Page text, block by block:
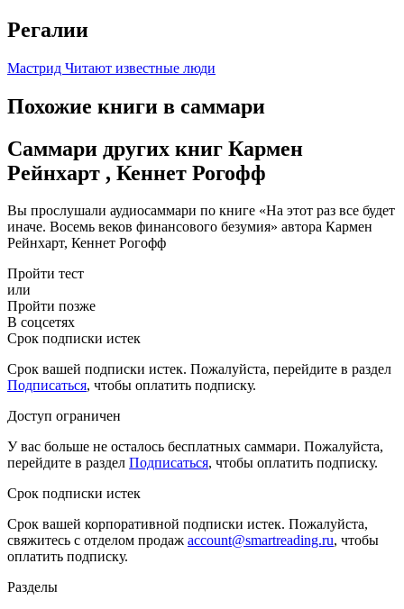
Регалии
Мастрид Читают известные люди
Похожие книги в саммари
Саммари других книг Кармен
Рейнхарт , Кеннет Рогофф
Вы прослушали аудиосаммари по книге «На этот раз все будет
иначе. Восемь веков финансового безумия» автора Кармен
Рейнхарт, Кеннет Рогофф
Пройти тест
или
Пройти позже
В соцсетях
Срок подписки истек
Срок вашей подписки истек. Пожалуйста, перейдите в раздел
Подписаться, чтобы оплатить подписку.
Доступ ограничен
У вас больше не осталось бесплатных саммари. Пожалуйста,
перейдите в раздел Подписаться, чтобы оплатить подписку.
Срок подписки истек
Срок вашей корпоративной подписки истек. Пожалуйста,
свяжитесь с отделом продаж account@smartreading.ru, чтобы
оплатить подписку.
Разделы